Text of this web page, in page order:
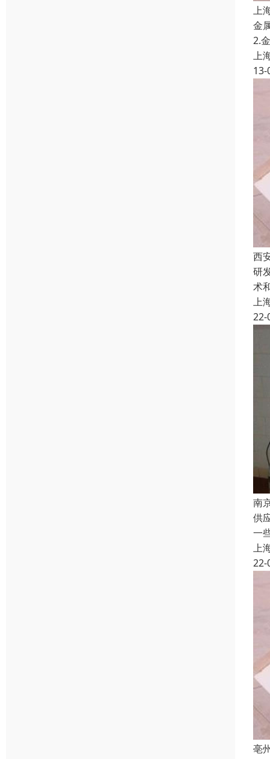
上
金
2.
上
13-
西
研
术
上
22-
南
供
一
上
22-
亳